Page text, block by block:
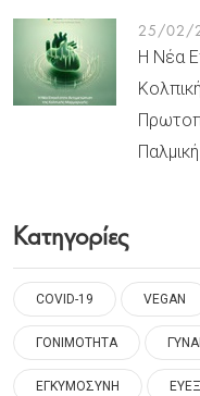
25/02/
Η Νέα
Κατηγορίες
COVID-19 VEGAN
ΓΟΝΙΜΟΤΗΤΑ
ΕΓΚΥΜΟΣΥΝΗ